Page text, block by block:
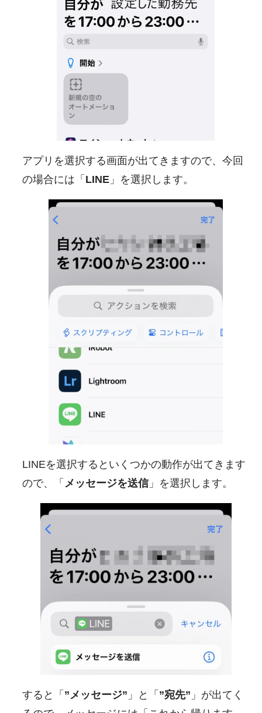
アプリを選択する画面が出てきますので、今回
の場合には「 LINE 」を選択します。
LINEを選択するといくつかの動作が出てきます
ので、「 メッセージを送信」を選択します。
すると「 ”メッセージ” 」と「 ”宛先” 」が出てく